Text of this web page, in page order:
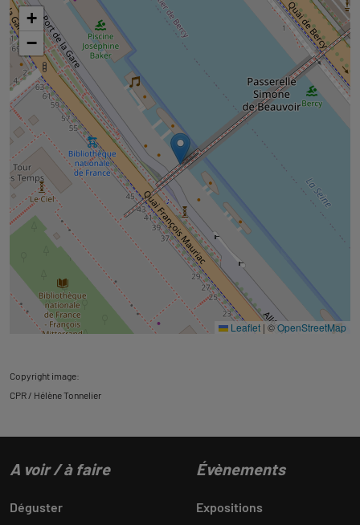
l'onglet
carte
+
−
Leaflet | ©OpenStreetMap
Copyright image:
CPR / Hélène Tonnelier
A voir / à faire
Déguster
Évènements
Expositions